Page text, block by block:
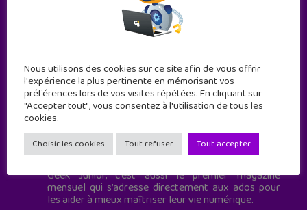
Geek Junior est le premier site de culture numérique
à destination des adolescents.
Geek Junior, c’est aussi le premier magazine
mensuel qui s’adresse directement aux ados pour
les aider à mieux maîtriser leur vie numérique.
Nous utilisons des cookies sur ce site afin de vous offrir
l'expérience la plus pertinente en mémorisant vos
préférences lors de vos visites répétées. En cliquant sur
"Accepter tout", vous consentez à l'utilisation de tous les
cookies.
Choisir les cookies Tout refuser Tout accepter